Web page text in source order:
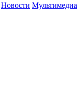
Новости Мультимедиа